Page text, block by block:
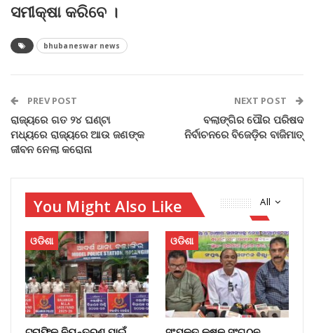
ସମୀକ୍ଷା କରିବେ ।
bhubaneswar news
PREV POST
ରାଜ୍ୟରେ ଗତ ୨୪ ଘଣ୍ଟା
ମଧ୍ୟରେ ରାଜ୍ୟରେ ଆଉ ଜଣଙ୍କ
ଜୀବନ ନେଲା କରୋନା
NEXT POST
ବଲାଙ୍ଗିର ପୌର ପରିଷଦ
ନିର୍ବାଚନରେ ବିଜେଡ଼ିର ବାଜିମାତ୍‌
All
You Might Also Like
ଓଡିଶା ଓଡିଶା